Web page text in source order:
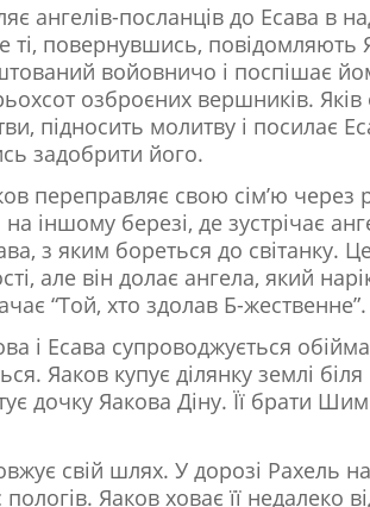
ангелів-посланців до Есава в
ті, повернувшись, повідомляють
войовничо і поспішає
озброєних вершників.
підносить молитву і посилає
задобрити його.
переправляє свою сім’ю через
іншому березі, де зустрічає
з яким бореться до світанку.
але він долає ангела, який
“Той, хто здолав Б-жественне”.
і Есава супроводжується
Яаков купує ділянку землі
дочку Яакова Діну. Її брати
свій шлях. У дорозі Рахель
Яаков ховає її недалеко